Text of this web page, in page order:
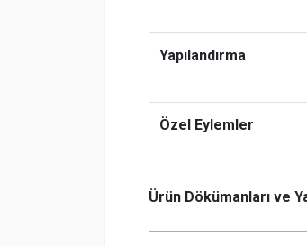
Yapılandırma
Özel Eylemler
Ürün Dökümanları ve